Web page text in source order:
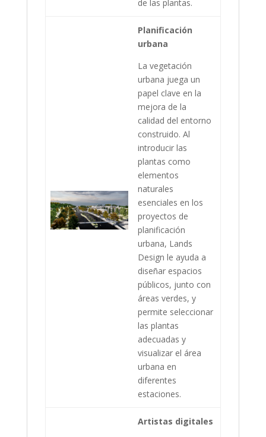
de las plantas.
Planificación
urbana
La vegetación
urbana juega un
papel clave en la
mejora de la
calidad del entorno
construido. Al
introducir las
plantas como
elementos
naturales
esenciales en los
proyectos de
planificación
urbana, Lands
Design le ayuda a
diseñar espacios
públicos, junto con
áreas verdes, y
permite seleccionar
las plantas
adecuadas y
visualizar el área
urbana en
diferentes
estaciones.
Artistas digitales